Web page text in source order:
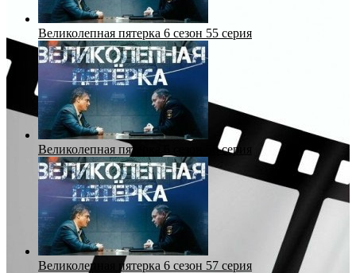
Великолепная пятерка 6 сезон 55 серия
Великолепная пятерка 6 сезон 56 серия
Великолепная пятерка 6 сезон 57 серия